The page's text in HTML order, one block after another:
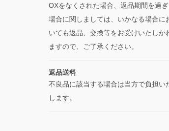
OXをなくされた場合、返品期間を過ぎ
場合に関しましては、いかなる場合に
いても返品、交換等をお受けいたしか
ますので、ご了承ください。
返品送料
不良品に該当する場合は当方で負担い
します。